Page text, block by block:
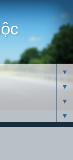
▼
▼
▼
▼